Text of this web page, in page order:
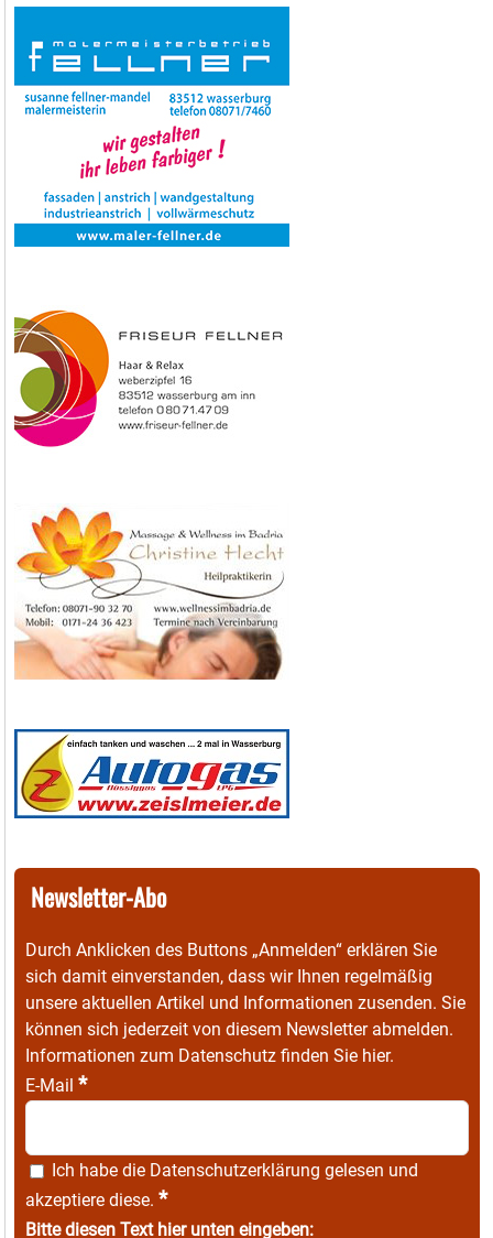
Newsletter-Abo
Durch Anklicken des Buttons „Anmelden“ erklären Sie
sich damit einverstanden, dass wir Ihnen regelmäßig
unsere aktuellen Artikel und Informationen zusenden. Sie
können sich jederzeit von diesem Newsletter abmelden.
Informationen zum Datenschutz finden Sie hier.
E-Mail *
Ich habe die Datenschutzerklärung gelesen und
akzeptiere diese. *
Bitte diesen Text hier unten eingeben: